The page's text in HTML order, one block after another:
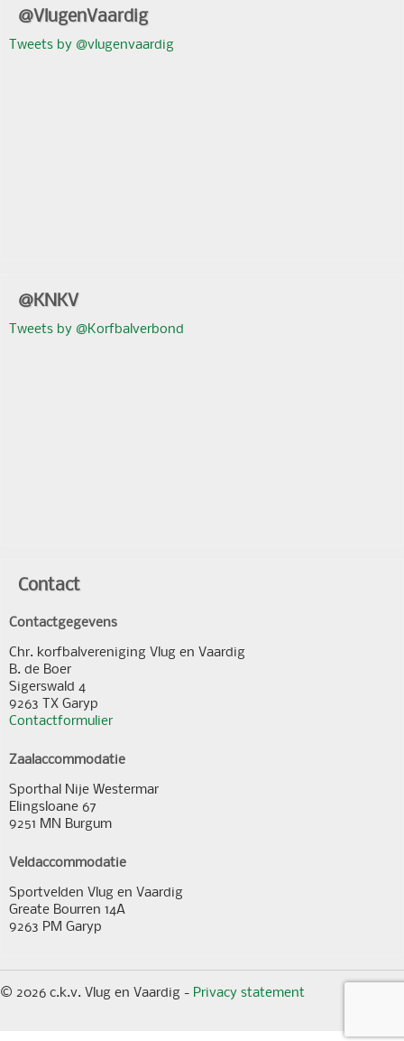
@VlugenVaardig
Tweets by @vlugenvaardig
@KNKV
Tweets by @Korfbalverbond
Contact
Contactgegevens
Chr. korfbalvereniging Vlug en Vaardig
B. de Boer
Sigerswald 4
9263 TX Garyp
Contactformulier
Zaalaccommodatie
Sporthal Nije Westermar
Elingsloane 67
9251 MN Burgum
Veldaccommodatie
Sportvelden Vlug en Vaardig
Greate Bourren 14A
9263 PM Garyp
© 2026 c.k.v. Vlug en Vaardig - Privacy statement